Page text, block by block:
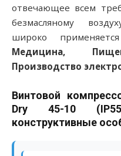
отвечающее всем
безмасляному
широко
Медицина,
Производство
Винтовой
Dry 45-10
конструктивные